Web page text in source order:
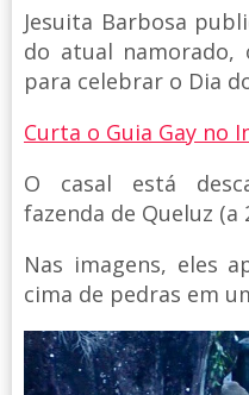
Jesuita Barbosa
do atual namorado,
para celebrar o Dia
Curta o Guia Gay no
O casal está
fazenda de Queluz (a
Nas imagens, eles
cima de pedras em